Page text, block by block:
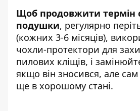
Щоб продовжити термін
подушки, регулярно
(кожних 3-6 місяців),
чохли-протектори для
пилових кліщів, і
якщо він зносився, але
ще в хорошому стані.